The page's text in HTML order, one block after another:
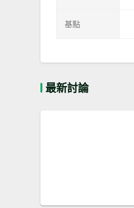
基點
最新討論